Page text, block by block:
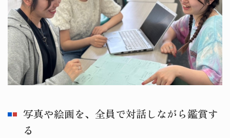
写真や絵画を、全員で対話しながら鑑賞す
る